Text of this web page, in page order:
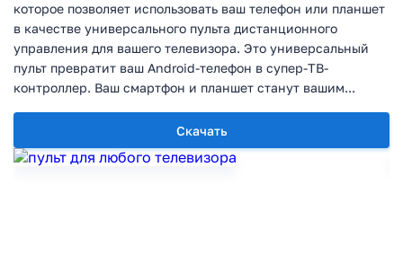
Скачать
которое позволяет использовать ваш телефон или планшет
в качестве универсального пульта дистанционного
управления для вашего телевизора. Это универсальный
пульт превратит ваш Android-телефон в супер-ТВ-
контроллер. Ваш смартфон и планшет станут вашим...